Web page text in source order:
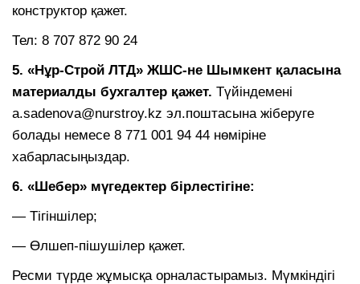
конструктор қажет.
Тел: 8 707 872 90 24
5. «Нұр-Строй ЛТД» ЖШС-не Шымкент қаласына
материалды бухгалтер қажет. Түйіндемені
a.sadenova@nurstroy.kz эл.поштасына жіберуге
болады немесе 8 771 001 94 44 нөміріне
хабарласыңыздар.
6. «Шебер» мүгедектер бірлестігіне:
— Тігіншілер;
— Өлшеп-пішушілер қажет.
Ресми түрде жұмысқа орналастырамыз. Мүмкіндігі